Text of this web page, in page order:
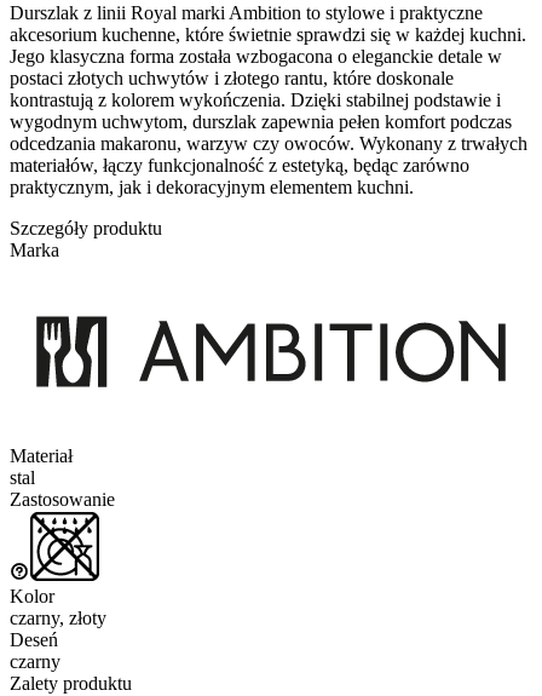
Durszlak z linii Royal marki Ambition to stylowe i praktyczne
akcesorium kuchenne, które świetnie sprawdzi się w każdej kuchni.
Jego klasyczna forma została wzbogacona o eleganckie detale w
postaci złotych uchwytów i złotego rantu, które doskonale
kontrastują z kolorem wykończenia. Dzięki stabilnej podstawie i
wygodnym uchwytom, durszlak zapewnia pełen komfort podczas
odcedzania makaronu, warzyw czy owoców. Wykonany z trwałych
materiałów, łączy funkcjonalność z estetyką, będąc zarówno
praktycznym, jak i dekoracyjnym elementem kuchni.
Szczegóły produktu
Marka
Materiał
stal
Zastosowanie
Kolor
czarny, złoty
Deseń
czarny
Zalety produktu